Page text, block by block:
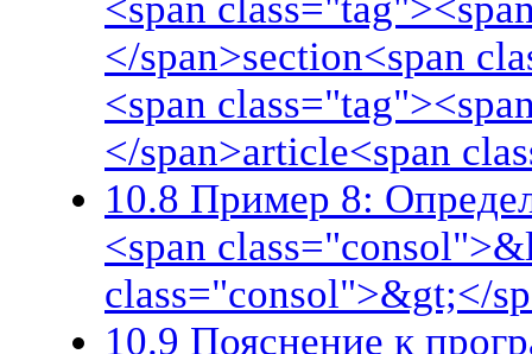
</span>section<span
<span
</span>article<span
10.8 Пример 8:
<span
class="consol">&gt;</
10.9 Пояснение к